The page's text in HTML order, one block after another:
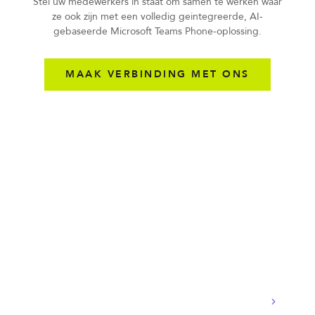
ze ook zijn met een volledig geintegreerde, AI-
gebaseerde Microsoft Teams Phone-oplossing.
MAAK VERBINDING MET ONS